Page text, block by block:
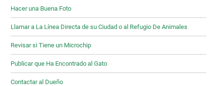
Hacer una Buena Foto
Llamar a La Línea Directa de su Ciudad o al Refugio De Animales
Revisar si Tiene un Microchip
Publicar que Ha Encontrado al Gato
Contactar al Dueño